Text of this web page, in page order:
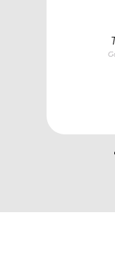
com
Tiago e
Governador